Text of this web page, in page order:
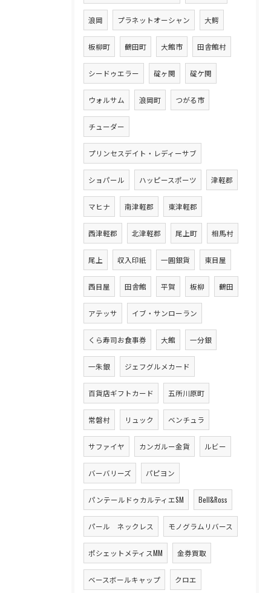
浪岡 プラネットオーシャン 大鰐
板柳町 鶴田町 大館市 田舎館村
シードゥエラー 碇ヶ関 碇ケ関
ウォルサム 浪岡町 つがる市
チューダー
プリンセスデイト・レディーサブ
ショパール ハッピースポーツ 津軽郡
マヒナ 南津軽郡 東津軽郡
西津軽郡 北津軽郡 尾上町 相馬村
尾上 収入印紙 一圓銀貨 東目屋
西目屋 田舎館 平賀 板柳 鶴田
アテッサ イブ・サンローラン
くら寿司お食事券 大館 一分銀
一朱銀 ジェフグルメカード
百貨店ギフトカード 五所川原町
常磐村 リュック ベンチュラ
サファイヤ カンガルー金貨 ルビー
バーバリーズ パピヨン
パンテールドゥカルティエSM Bell&Ross
パール ネックレス モノグラムリバース
ポシェットメティスMM 金券買取
ベースボールキャップ クロエ